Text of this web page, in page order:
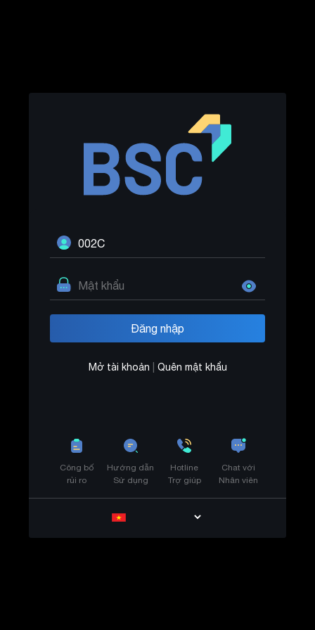
Mở tài khoản Quên mật khẩu
Công bố
rủi ro
Hướng dẫn
Sử dụng
Hotline
Trợ giúp
Chat với
Nhân viên